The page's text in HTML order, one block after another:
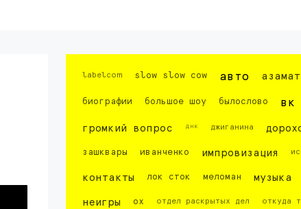
labelcom slow slow cow авто
биографии большое шоу былослово вк
громкий вопрос днк джиганина
зашквары иванченко импровизация
контакты лок сток меломан музыка
неигры ох отдел раскрытых дел откуда